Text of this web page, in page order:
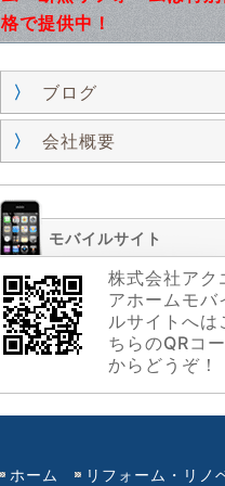
格で提供中！
ブログ
会社概要
モバイルサイト
株式会社アク
アホームモバ
ルサイトへは
ちらのQRコ
からどうぞ！
ホーム リフォーム・リノ